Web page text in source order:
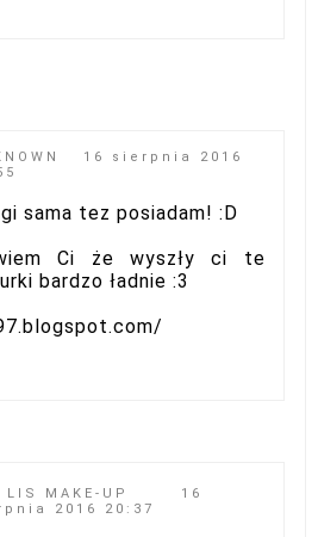
16 sierpnia 2016
sama tez posiadam! :D
Ci że wyszły ci te
bardzo ładnie :3
LIS MAKE-UP
16
2016 20:37